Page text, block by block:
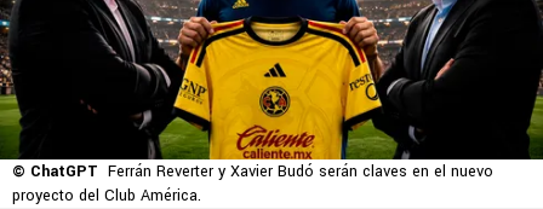
© ChatGPT Ferrán Reverter y Xavier Budó serán claves en el nuevo
proyecto del Club América.